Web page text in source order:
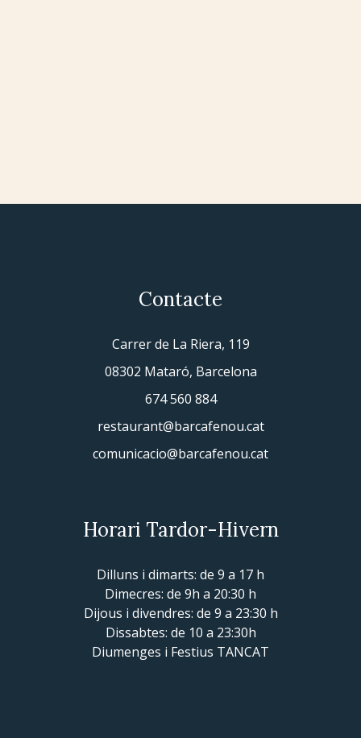
Contacte
Carrer de La Riera, 119
08302 Mataró, Barcelona
674 560 884
restaurant@barcafenou.cat
comunicacio@barcafenou.cat
Horari Tardor-Hivern
Dilluns i dimarts: de 9 a 17 h
Dimecres: de 9h a 20:30 h
Dijous i divendres: de 9 a 23:30 h
Dissabtes: de 10 a 23:30h
Diumenges i Festius TANCAT